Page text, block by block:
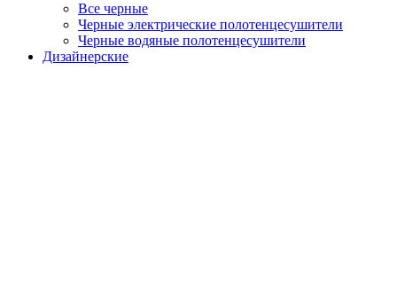
Все черные
Черные электрические полотенцесушители
Черные водяные полотенцесушители
Дизайнерские